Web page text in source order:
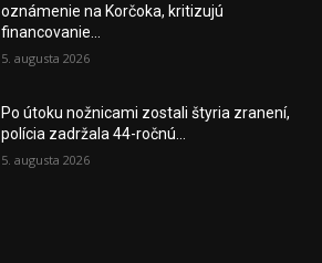
oznámenie na Korčoka, kritizujú
financovanie...
5. augusta 2026
Po útoku nožnicami zostali štyria zranení,
polícia zadržala 44-ročnú...
5. augusta 2026